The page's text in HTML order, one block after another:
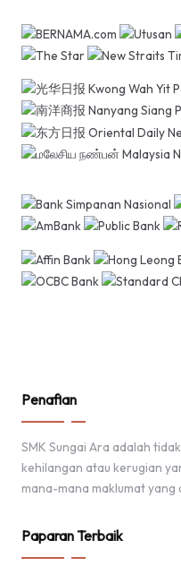
Penafian
SMK Sungai Ara adalah
kehilangan atau kerugian
mana-mana maklumat
Paparan Terbaik